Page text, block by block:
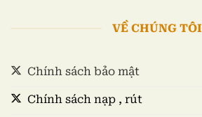
VỀ CHÚNG TÔI
Chính sách bảo mật
Chính sách nạp , rút